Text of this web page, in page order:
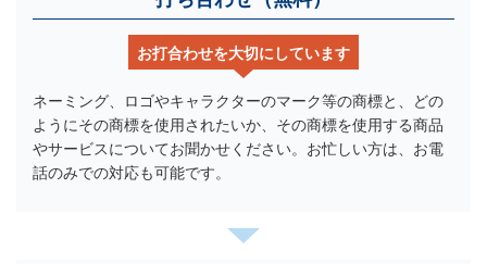
お打合わせを大切にしています
ネーミング、ロゴやキャラクターのマーク等の商標と、どの
ようにその商標を使用されたいか、 その商標を使用する商品
やサービスについてお聞かせください。お忙しい方は、お電
話のみでの対応も可能です。